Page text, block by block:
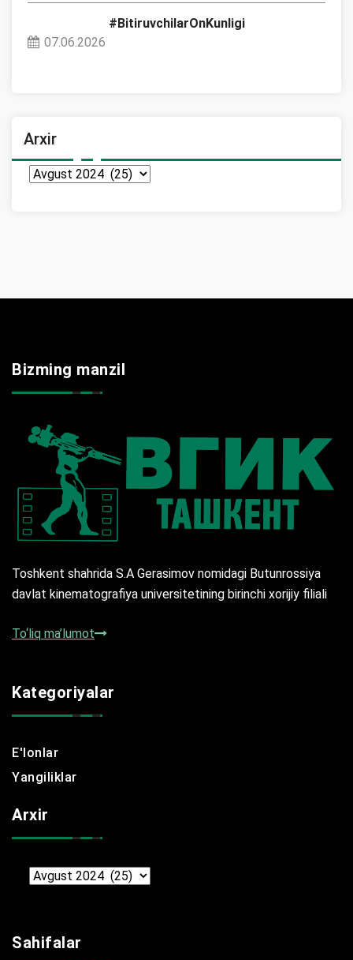
#BitiruvchilarOnKunligi
07.06.2026
Arxir
Arxir
Bizming manzil
Toshkent shahrida S.A Gerasimov nomidagi Butunrossiya
davlat kinematografiya universitetining birinchi xorijiy filiali
To‘liq ma’lumot
Kategoriyalar
E'lonlar
Yangiliklar
Arxir
Arxir
Sahifalar